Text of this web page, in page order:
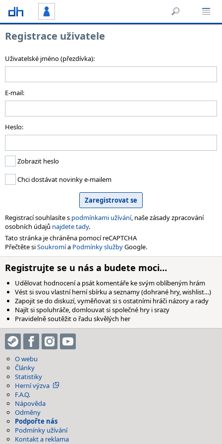
Registrace uživatele
Uživatelské jméno (přezdívka):
E-mail:
Heslo:
Zobrazit heslo
Chci dostávat novinky e-mailem
Registrací souhlasíte s podmínkami užívání, naše zásady zpracování
osobních údajů najdete tady.
Tato stránka je chráněna pomocí reCAPTCHA
Přečtěte siSoukromía Podmínky službyGoogle.
Registrujte se u nás a budete moci…
Udělovat hodnocení a psát komentáře ke svým oblíbeným hrám
Vést si svou vlastní herní sbírku a seznamy (dohrané hry, wishlist…)
Zapojit se do diskuzí, vyměňovat si s ostatními hráči názory a rady
Najít si spoluhráče, domlouvat si společné hry i srazy
Pravidelně soutěžit o řadu skvělých her
O webu
Články
Statistiky
Herní výzva
F.A.Q.
Nápověda
Odměny
Podpořte nás
Podmínky užívání
Kontakt a reklama